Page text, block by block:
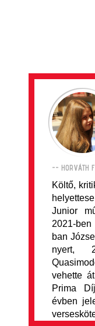
-- HORVÁTH
Költő,
Junior
2021-
ban
nyert,
vehette
Prima
évben